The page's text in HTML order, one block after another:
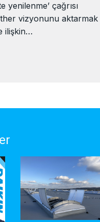
yenilenme’ çağrısı
vizyonunu aktarmak
ilişkin…